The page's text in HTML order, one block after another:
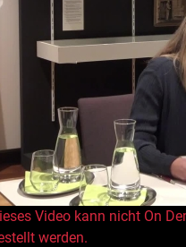
Video kann nicht On
werden.